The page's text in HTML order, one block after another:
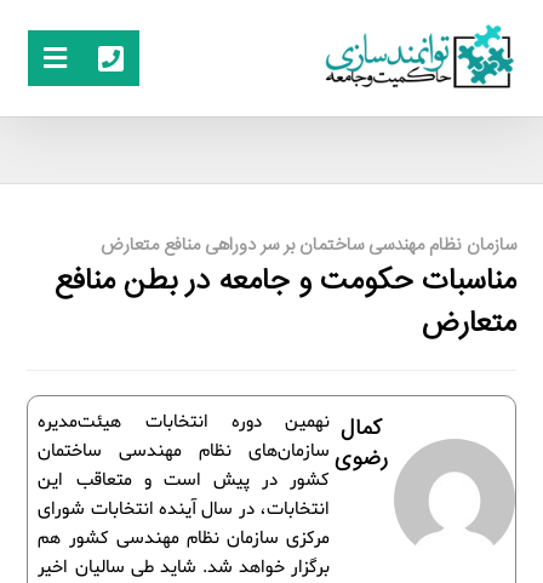
سازمان نظام مهندسی ساختمان بر سر دوراهی منافع متعارض
مناسبات حکومت و جامعه در بطن منافع
متعارض
نهمین دوره انتخابات هیئت‌مدیره
سازمان‌های نظام مهندسی ساختمان
کشور در پیش است و متعاقب این
انتخابات، در سال آینده انتخابات شورای
مرکزی سازمان نظام مهندسی کشور هم
برگزار خواهد شد. شاید طی سالیان اخیر
کمال
رضوی